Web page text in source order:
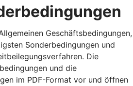
Geschäftsbedingungen,
Sonderbedingungen und
Die
und die
im PDF-Format vor und öffnen